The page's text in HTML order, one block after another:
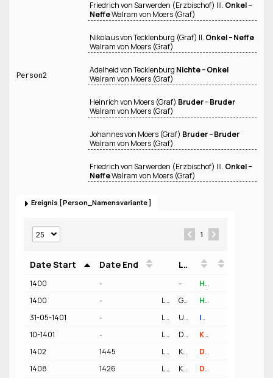
Person2
Friedrich von Sarwerden (Erzbischof) III. Onkel −
NeffeWalram von Moers (Graf)
Nikolaus von Tecklenburg (Graf) II. Onkel − Neffe
Walram von Moers (Graf)
Adelheid von Tecklenburg Nichte − Onkel
Walram von Moers (Graf)
Heinrich von Moers (Graf) Bruder − Bruder
Walram von Moers (Graf)
Johannes von Moers (Graf) Bruder − Bruder
Walram von Moers (Graf)
Friedrich von Sarwerden (Erzbischof) III. Onkel −
NeffeWalram von Moers (Graf)
Ereignis Person_Namensvariante
1
Date Start Date End Location Person
Funktion
1400 - -
Herkunft sozial - Stand/Status Graf
1400
- Location Geo
Grafschaft Moers
Herkunft geographisch
31-05-1401
- Location Geo
Universität Heidelberg (1386)
Immatrikulation (Gruppe)
10-1401
- Location Geo
Diözese Köln
Kleriker
1402
1445 Location Geo
Kirche Trier - Dom - Diözese Trier
Domherr
1408
1426 Location Geo
Kirche Köln - Dom - Diözese Köln
Domherr